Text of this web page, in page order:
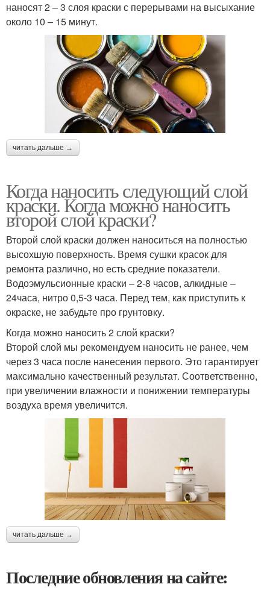
наносят 2 – 3 слоя краски с перерывами на высыхание
около 10 – 15 минут.
читать дальше →
Когда наносить следующий слой
краски. Когда можно наносить
второй слой краски?
Второй слой краски должен наноситься на полностью
высохшую поверхность. Время сушки красок для
ремонта различно, но есть средние показатели.
Водоэмульсионные краски – 2-8 часов, алкидные –
24часа, нитро 0,5-3 часа. Перед тем, как приступить к
окраске, не забудьте про грунтовку.
Когда можно наносить 2 слой краски?
Второй слой мы рекомендуем наносить не ранее, чем
через 3 часа после нанесения первого. Это гарантирует
максимально качественный результат. Соответственно,
при увеличении влажности и понижении температуры
воздуха время увеличится.
читать дальше →
Последние обновления на сайте: